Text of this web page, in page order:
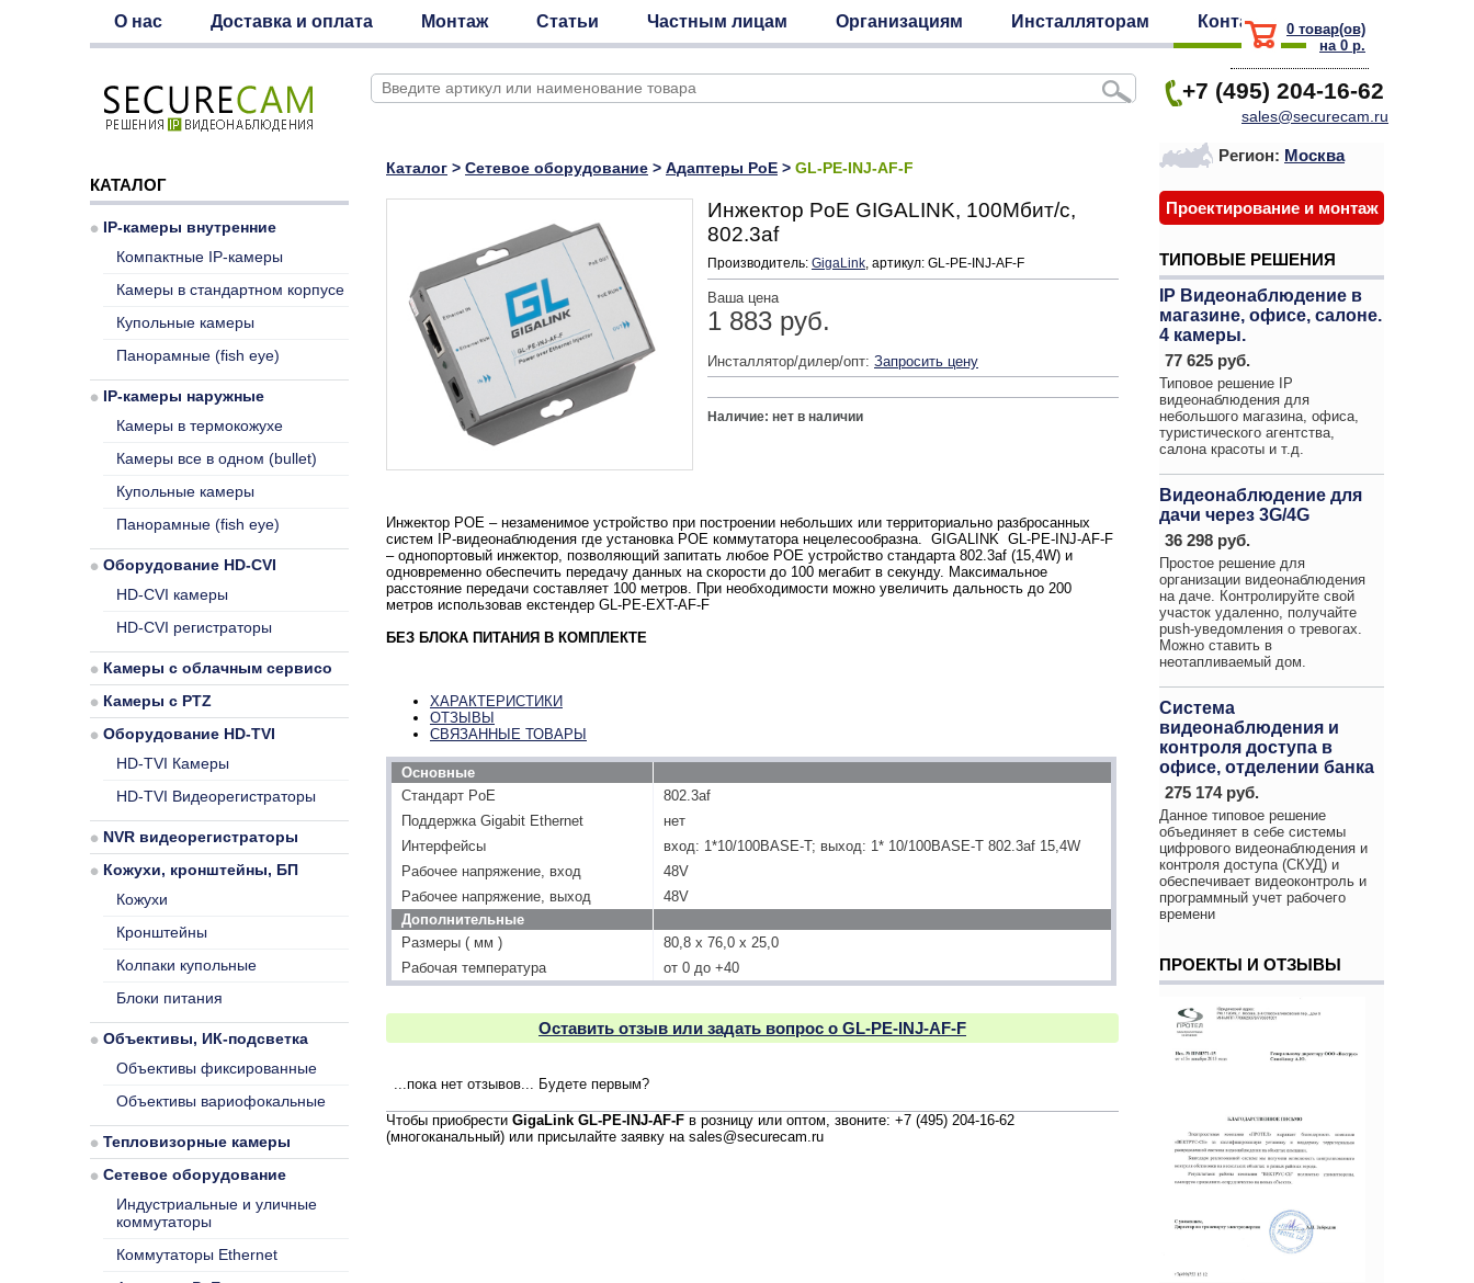
О нас Доставка и оплата Монтаж Статьи Частным лицам Организациям Инсталляторам Контакты 0 товар(ов)
на 0 р.
+7 (495) 204-16-62
sales@securecam.ru
Каталог > Сетевое оборудование > Адаптеры PoE > GL-PE-INJ-AF-F
Инжектор PoE GIGALINK, 100Мбит/с,
802.3af
Производитель: GigaLink, артикул: GL-PE-INJ-AF-F
Ваша цена
1 883 руб.
Инсталлятор/дилер/опт: Запросить цену
Наличие: нет в наличии
Инжектор POE – незаменимое устройство при построении небольших или территориально разбросанных
систем IP-видеонаблюдения где установка POE коммутатора нецелесообразна. GIGALINK GL-PE-INJ-AF-F
– однопортовый инжектор, позволяющий запитать любое POE устройство стандарта 802.3af (15,4W) и
одновременно обеспечить передачу данных на скорости до 100 мегабит в секунду. Максимальное
расстояние передачи составляет 100 метров. При необходимости можно увеличить дальность до 200
метров использовав екстендер GL-PE-EXT-AF-F
БЕЗ БЛОКА ПИТАНИЯ В КОМПЛЕКТЕ
ХАРАКТЕРИСТИКИ
ОТЗЫВЫ
СВЯЗАННЫЕ ТОВАРЫ
Основные
Стандарт PoE
802.3af
Поддержка Gigabit Ethernet
нет
Интерфейсы
вход: 1*10/100BASE-T; выход: 1* 10/100BASE-T 802.3af 15,4W
Рабочее напряжение, вход
48V
Рабочее напряжение, выход
48V
Дополнительные
Размеры ( мм )
80,8 x 76,0 x 25,0
Рабочая температура
от 0 до +40
Оставить отзыв или задать вопрос о GL-PE-INJ-AF-F
...пока нет отзывов... Будете первым?
Чтобы приобрести GigaLink GL-PE-INJ-AF-F в розницу или оптом, звоните: +7 (495) 204-16-62
(многоканальный) или присылайте заявку на sales@securecam.ru
КАТАЛОГ
IP-камеры внутренние
Компактные IP-камеры
Камеры в стандартном корпусе
Купольные камеры
Панорамные (fish eye)
IP-камеры наружные
Камеры в термокожухе
Камеры все в одном (bullet)
Купольные камеры
Панорамные (fish eye)
Оборудование HD-CVI
HD-CVI камеры
HD-CVI регистраторы
Камеры с облачным сервисом
Камеры с PTZ
Оборудование HD-TVI
HD-TVI Камеры
HD-TVI Видеорегистраторы
NVR видеорегистраторы
Кожухи, кронштейны, БП
Кожухи
Кронштейны
Колпаки купольные
Блоки питания
Объективы, ИК-подсветка
Объективы фиксированные
Объективы вариофокальные
Тепловизорные камеры
Сетевое оборудование
Индустриальные и уличные
коммутаторы
Коммутаторы Ethernet
Регион: Москва
Проектирование и монтаж
ТИПОВЫЕ РЕШЕНИЯ
IP Видеонаблюдение в
магазине, офисе, салоне.
4 камеры.
77 625 руб.
Типовое решение IP
видеонаблюдения для
небольшого магазина, офиса,
туристического агентства,
салона красоты и т.д.
Видеонаблюдение для
дачи через 3G/4G
36 298 руб.
Простое решение для
организации видеонаблюдения
на даче. Контролируйте свой
участок удаленно, получайте
push-уведомления о тревогах.
Можно ставить в
неотапливаемый дом.
Система
видеонаблюдения и
контроля доступа в
офисе, отделении банка
275 174 руб.
Данное типовое решение
объединяет в себе системы
цифрового видеонаблюдения и
контроля доступа (СКУД) и
обеспечивает видеоконтроль и
программный учет рабочего
времени
ПРОЕКТЫ И ОТЗЫВЫ